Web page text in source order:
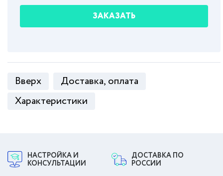
ЗАКАЗАТЬ
Вверх
Доставка, оплата
Характеристики
НАСТРОЙКА И
КОНСУЛЬТАЦИИ
ДОСТАВКА ПО
РОССИИ